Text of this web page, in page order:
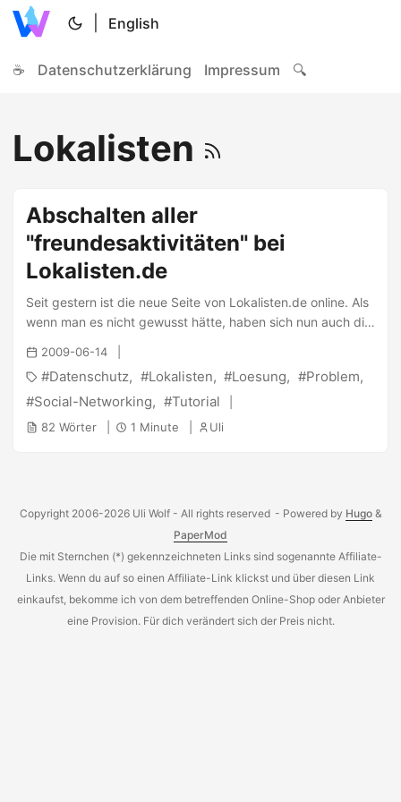
English
☕ Datenschutzerklärung Impressum 🔍
Lokalisten
Abschalten aller
"freundesaktivitäten" bei
Lokalisten.de
Seit gestern ist die neue Seite von Lokalisten.de online. Als
wenn man es nicht gewusst hätte, haben sich nun auch die
Lokalisten zu einer der Seiten ( siehe StudiVZ) entwickelt,
die ich noch mehr meiden werde als bisher. Per Default
werden alle Aktivitäten (Profiländerungen, Freundschaften,
Gruppenaktivitäten, Tagebucher/Gästebucheintrage und
vieles mehr) allen Freunden gezeigt. Pfui Teufel… Naja
2009-06-14
Datenschutz Lokalisten Loesung
Problem
Social-Networking
Tutorial
82 Wörter 1 Minute Uli
Copyright 2006-2026 Uli Wolf - All rights reserved - Powered by Hugo &
PaperMod
Die mit Sternchen (*) gekennzeichneten Links sind sogenannte Affiliate-
Links. Wenn du auf so einen Affiliate-Link klickst und über diesen Link
einkaufst, bekomme ich von dem betreffenden Online-Shop oder Anbieter
eine Provision. Für dich verändert sich der Preis nicht.